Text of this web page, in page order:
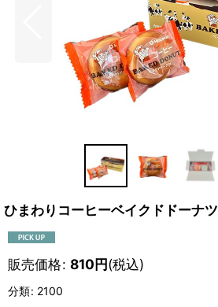
ひまわりコーヒーベイクドドーナツ
販売価格: 810円(税込)
分類: 2100